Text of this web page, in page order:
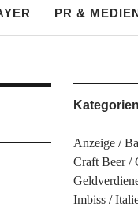
PR &
Kategorien
Anzeige
Craft Beer
Imbiss